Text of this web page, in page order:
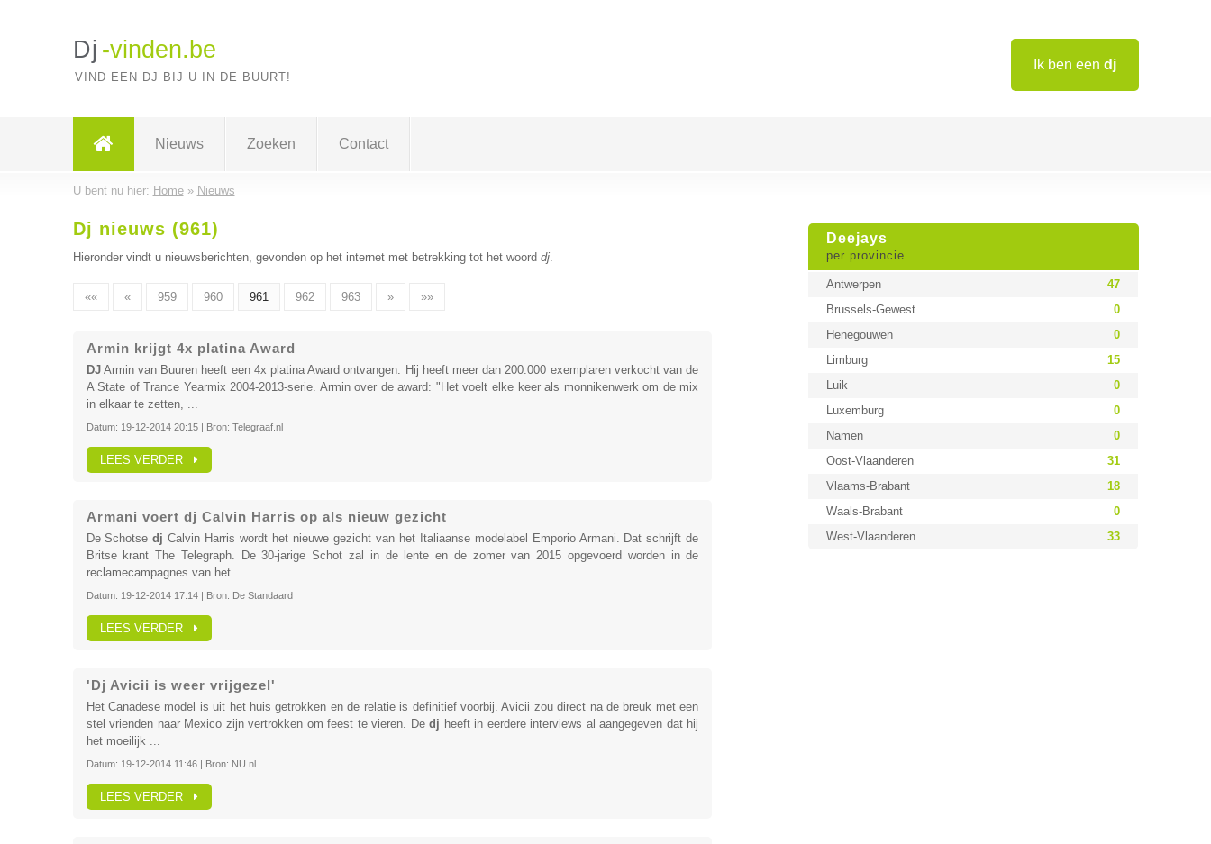
Ik ben een dj
Dj -vinden.be
VIND EEN DJ BIJ U IN DE BUURT!
Nieuws Zoeken Contact
U bent nu hier: Home» Nieuws
Deejays
per provincie
Antwerpen
47
Brussels-Gewest
0
Henegouwen
0
Limburg
15
Luik
0
Luxemburg
0
Namen
0
Oost-Vlaanderen
31
Vlaams-Brabant
18
Waals-Brabant
0
West-Vlaanderen
33
Dj nieuws (961)
Hieronder vindt u nieuwsberichten, gevonden op het internet met betrekking tot het woord dj.
«« « 959 960 961 962 963 » »»
Armin krijgt 4x platina Award
DJArmin van Buuren heeft een 4x platina Award ontvangen. Hij heeft meer dan 200.000 exemplaren verkocht van de
A State of Trance Yearmix 2004-2013-serie. Armin over de award: "Het voelt elke keer als monnikenwerk om de mix
in elkaar te zetten, ...
Datum: 19-12-2014 20:15| Bron: Telegraaf.nl
LEES VERDER
Armani voert dj Calvin Harris op als nieuw gezicht
De Schotsedj Calvin Harris wordt het nieuwe gezicht van het Italiaanse modelabel Emporio Armani. Dat schrijft de
Britse krant The Telegraph. De 30-jarige Schot zal in de lente en de zomer van 2015 opgevoerd worden in de
reclamecampagnes van het ...
Datum: 19-12-2014 17:14| Bron: De Standaard
LEES VERDER
'Dj Avicii is weer vrijgezel'
Het Canadese model is uit het huis getrokken en de relatie is definitief voorbij. Avicii zou direct na de breuk met een
stel vrienden naar Mexico zijn vertrokken om feest te vieren. Dedj heeft in eerdere interviews al aangegeven dat hij
het moeilijk ...
Datum: 19-12-2014 11:46| Bron: NU.nl
LEES VERDER